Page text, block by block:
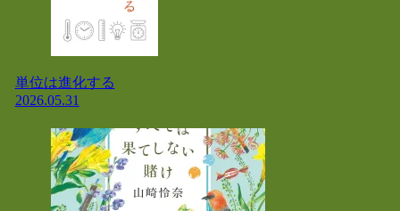
単位は進化する
2026.05.31